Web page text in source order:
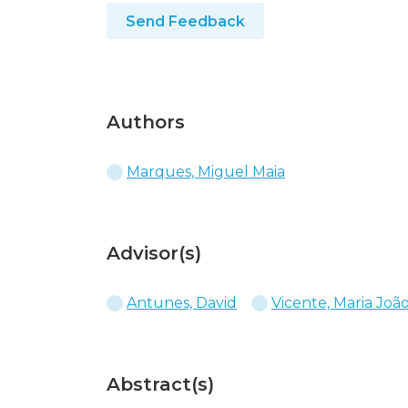
Send Feedback
Authors
Marques, Miguel Maia
Advisor(s)
Antunes, David Vicente, Maria João
Abstract(s)